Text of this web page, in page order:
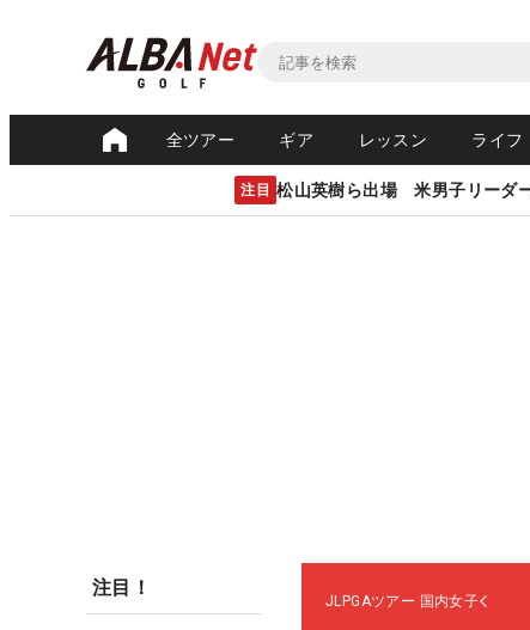
全ツアー ギア レッスン ライフ
注目 松山英樹ら出場 米男子リーダ
注目！
JLPGAツアー 国内女子